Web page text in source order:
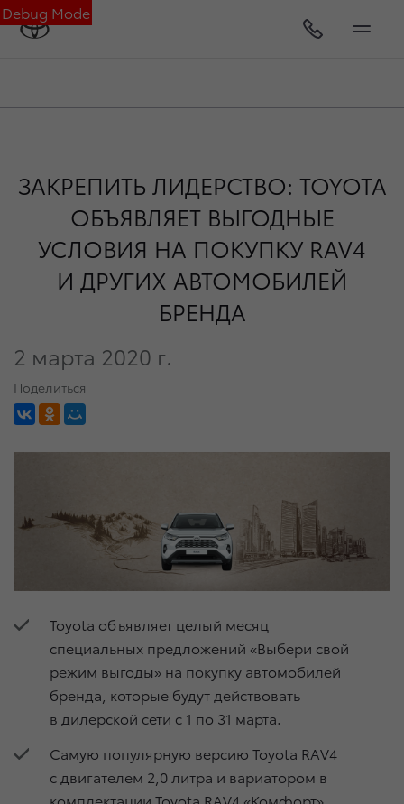
Debug Mode
ЗАКРЕПИТЬ ЛИДЕРСТВО: TOYOTA
ОБЪЯВЛЯЕТ ВЫГОДНЫЕ
УСЛОВИЯ НА ПОКУПКУ RAV4
И ДРУГИХ АВТОМОБИЛЕЙ
БРЕНДА
2 марта 2020 г.
Поделиться
Toyota объявляет целый месяц
специальных предложений «Выбери свой
режим выгоды» на покупку автомобилей
бренда, которые будут действовать
в дилерской сети с 1 по 31 марта.
Самую популярную версию Toyota RAV4
с двигателем 2,0 литра и вариатором в